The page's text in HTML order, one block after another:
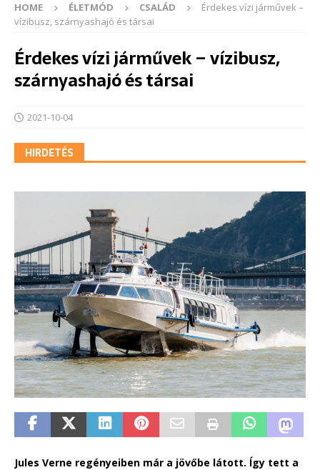
HOME ÉLETMÓD CSALÁD
Érdekes vízi járművek –
vízibusz, szárnyashajó és társai
Érdekes vízi járművek – vízibusz,
szárnyashajó és társai
2021-10-04
HIRDETÉS
Jules Verne regényeiben már a jövőbe látott. Így tett a